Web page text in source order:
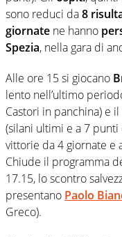
sono reduci da8
giornate ne hanno
Spezia, nella gara di
Alle ore 15 si giocano
lento nell’ultimo
Castori in panchina) e
(silani ultimi e a 7
vittorie da 4 giornate e
Chiude il programma
17.15, lo scontro
presentano Paolo
Greco).